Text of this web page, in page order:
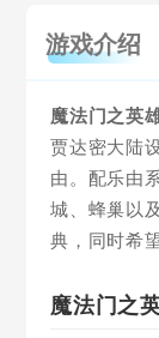
游戏介绍
魔法门之英
贾达密大陆
由。配乐由
城、蜂巢以
典，同时希
魔法门之